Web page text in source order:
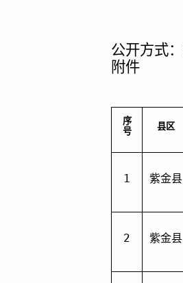
公开方式：
附件
序
号
县区
1 紫金县
2 紫金县